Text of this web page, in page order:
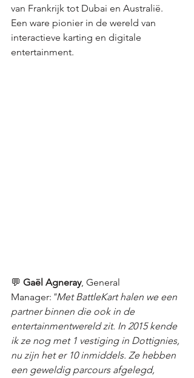
van Frankrijk tot Dubai en Australië.
Een ware pionier in de wereld van
interactieve karting en digitale
entertainment.
💬 Gaël Agneray, General
Manager: "Met BattleKart halen we een
partner binnen die ook in de
entertainmentwereld zit. In 2015 kende
ik ze nog met 1 vestiging in Dottignies,
nu zijn het er 10 inmiddels. Ze hebben
een geweldig parcours afgelegd,